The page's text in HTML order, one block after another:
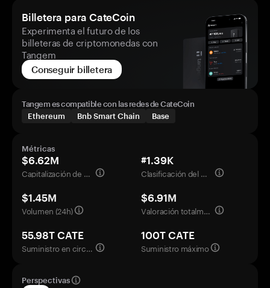
Billetera para CateCoin
Experimenta el futuro de los
billeteras de criptomonedas con
Tangem
Conseguir billetera
Tangem es compatible con las redes de CateCoin
Ethereum
Bnb Smart Chain Base
Métricas
$6.62M
Capitalización de mercado
#1.39K
Clasificación del mercado
$1.45M
Volumen (24h)
$6.91M
Valoración totalmente diluida
55.98T CATE
Suministro en circulación
100T CATE
Suministro máximo
Perspectivas